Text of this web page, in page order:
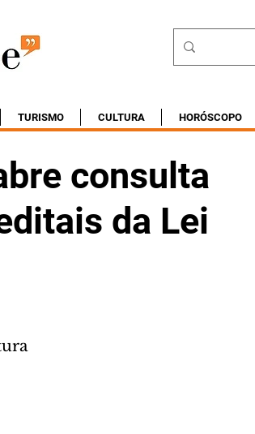
TURISMO CULTURA HORÓSCOPO
consulta
da Lei